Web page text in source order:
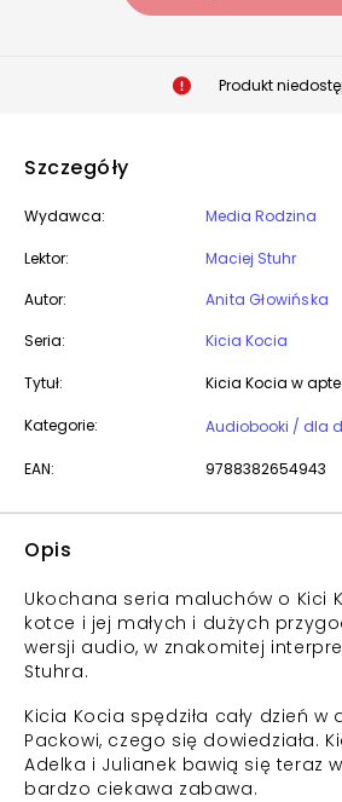
Produkt
Szczegóły
Wydawca: Media Rodzina
Lektor:
Maciej Stuhr
Autor:
Anita Głowińska
Seria:
Kicia Kocia
Tytuł: Kicia Kocia w
Kategorie: Audiobooki / dla
EAN: 9788382654943
Opis
Ukochana seria maluchów o Kici
kotce i jej małych i dużych
wersji audio, w znakomitej
Stuhra.
Kicia Kocia spędziła cały dzień
Packowi, czego się dowiedziała.
Adelka i Julianek bawią się teraz
bardzo ciekawa zabawa.